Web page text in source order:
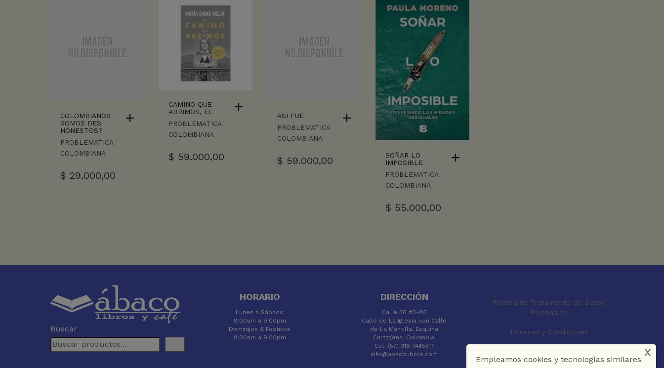
COLOMBIANOS
SOMOS DES
HONESTOS?
PROBLEMATICA
COLOMBIANA
$ 29.000,00
CAMINO QUE
ABRIMOS, EL
PROBLEMATICA
COLOMBIANA
$ 59.000,00
ASI FUE
PROBLEMATICA
COLOMBIANA
$ 59.000,00
SOÑAR LO
IMPOSIBLE
PROBLEMATICA
COLOMBIANA
$ 55.000,00
Buscar
HORARIO
Lunes a Sábado
8:00am a 9:00pm
Domingos & Festivos
9:00am a 9:00pm
DIRECCIÓN
Calle 36 #3-86
Calle de La Iglesia con Calle
de La Mantilla, Esquina
Cartagena, Colombia.
Cel. (57) 316 7445517
info@abacolibros.com
Política de Tratamiento de Datos
Personales
Términos y Condiciones
Empleamos cookies y tecnologías similares
x